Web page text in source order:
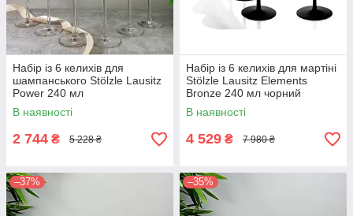
Набір із 6 келихів для
шампанського Stölzle Lausitz
Power 240 мл
В наявності
2 744 ₴ 5 228 ₴
Набір із 6 келихів для мартіні
Stölzle Lausitz Elements
Bronze 240 мл чорний
В наявності
4 529 ₴ 7 980 ₴
–37% –35%